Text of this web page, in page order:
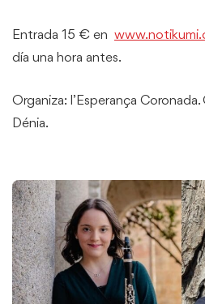
Entrada 15 € en
día una hora antes.
Organiza: l’Esperança
Dénia.